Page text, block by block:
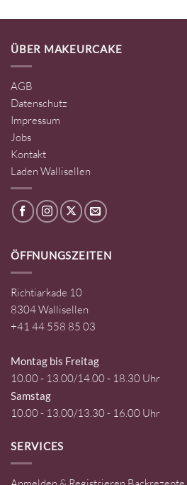
ÜBER MAKEURCAKE
AGB
Datenschutz
Impressum
Jobs
Kontakt
Laden Wallisellen
ÖFFNUNGSZEITEN
Richtiarkade 10
8304 Wallisellen
+41 44 558 85 03
Montag bis Freitag
10.00 - 13.00/14.00 - 18.30 Uhr
Samstag
10.00 - 13.00/13.30 - 16.00 Uhr
SERVICES